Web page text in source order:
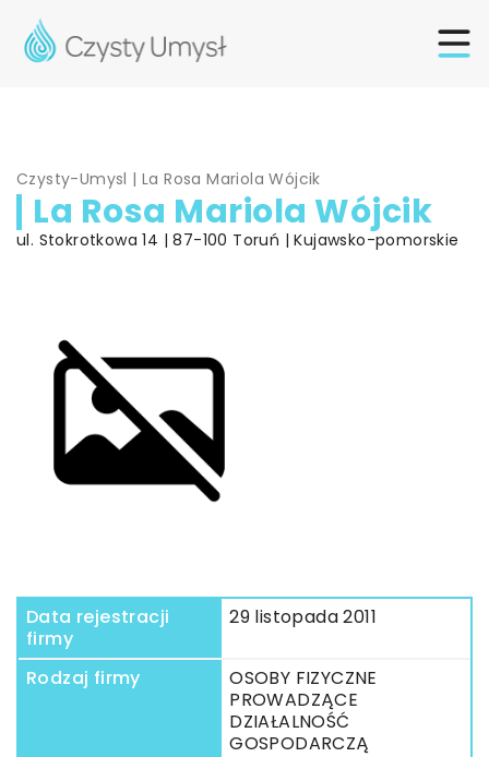
Czysty-Umysl |La Rosa Mariola Wójcik
La Rosa Mariola Wójcik
ul. Stokrotkowa 14 | 87-100 Toruń | Kujawsko-pomorskie
Data rejestracji
firmy
29 listopada 2011
Rodzaj firmy
OSOBY FIZYCZNE
PROWADZĄCE
DZIAŁALNOŚĆ
GOSPODARCZĄ